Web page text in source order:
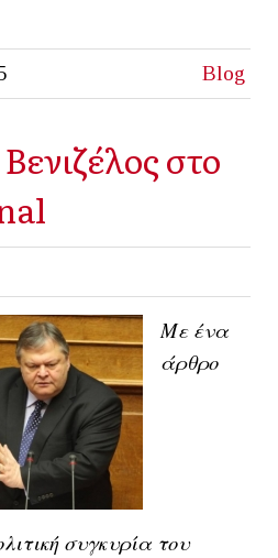
Blog
στο
Με ένα
άρθρο
συγκυρία του